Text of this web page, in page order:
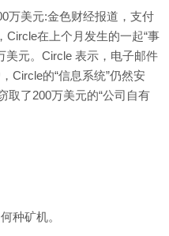
万美元:金色财经报道，支付
在上个月发生的一起“事
美元。Circle 表示，电子邮件
Circle的“信息系统”仍然安
取了200万美元的“公司自有
种矿机。